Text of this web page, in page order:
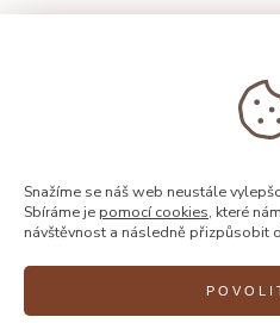
©
Snažíme se náš web neustále
Sbíráme je pomocí cookies, které
návštěvnost a následně přizpůsobit